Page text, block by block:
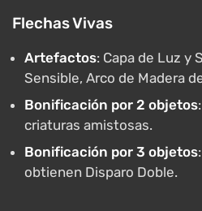
Flechas Vivas
Artefactos: Capa de Luz y
Sensible, Arco de Madera
Bonificación por 2 objetos
criaturas amistosas.
Bonificación por 3 objetos
obtienen Disparo Doble.